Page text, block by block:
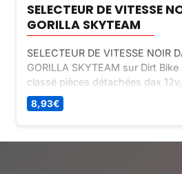
SELECTEUR DE VITESSE
GORILLA SKYTEAM
SELECTEUR DE VITESSE NOIR
GORILLA SKYTEAM sur Dirt
classé pièces détachées dax
freinage-commandes 12v.
8,93€